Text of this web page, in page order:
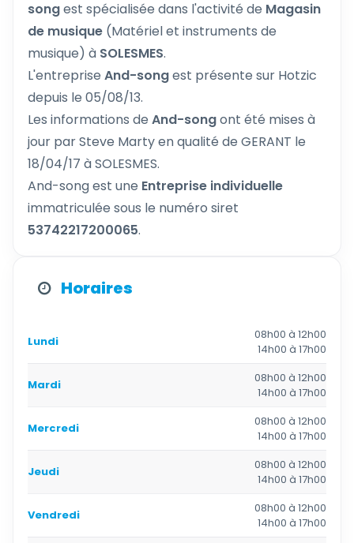
songest spécialisée dans l'activité de Magasin
de musique (Matériel et instruments de
musique) à SOLESMES.
L'entreprise And-songest présente sur Hotzic
depuis le 05/08/13.
Les informations de And-songont été mises à
jour par Steve Marty en qualité de GERANT le
18/04/17 à SOLESMES.
And-song est une Entreprise individuelle
immatriculée sous le numéro siret
53742217200065.
Horaires
Lundi
08h00 à 12h00
14h00 à 17h00
Mardi
08h00 à 12h00
14h00 à 17h00
Mercredi
08h00 à 12h00
14h00 à 17h00
Jeudi
08h00 à 12h00
14h00 à 17h00
Vendredi
08h00 à 12h00
14h00 à 17h00